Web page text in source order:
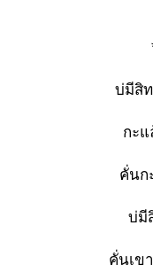
บ่มีสิ
กะแ
คั่นก
บ่มี
คั่นเข